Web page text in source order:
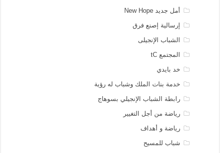
أمل جديد New Hope
إرسالية إصنع فرق
الشباب الإنجيلى
المجتمع tC
خد بايدي
خدمة بنات الملك وشباب له رؤية
رابطة الشباب الإنجيلي بسوهاج
رياضة من أجل التغيير
رياضة و أهداف
شباب للمسيح